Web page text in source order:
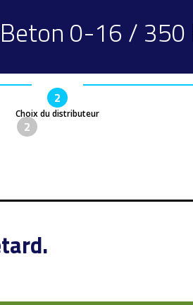
Beton 0-16 / 350
2
Choix du distributeur
2